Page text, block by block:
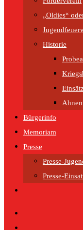
„Oldies“
Historie
Bürgerinfo
Memoriam
Presse
Presse-
Presse-